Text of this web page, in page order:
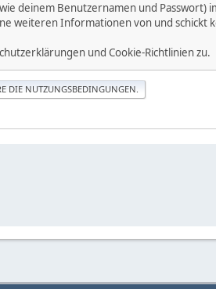
deinem Benutzernamen und Passwort)
weiteren Informationen von und
und Cookie-Richtlinien zu.